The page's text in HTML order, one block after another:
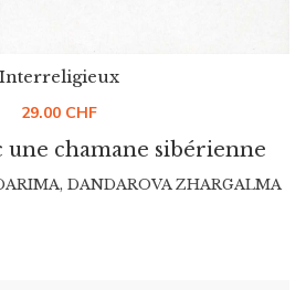
une chamane sibérienne
Interreligieux
29.00 CHF
, DANDAROVA ZHARGALMA